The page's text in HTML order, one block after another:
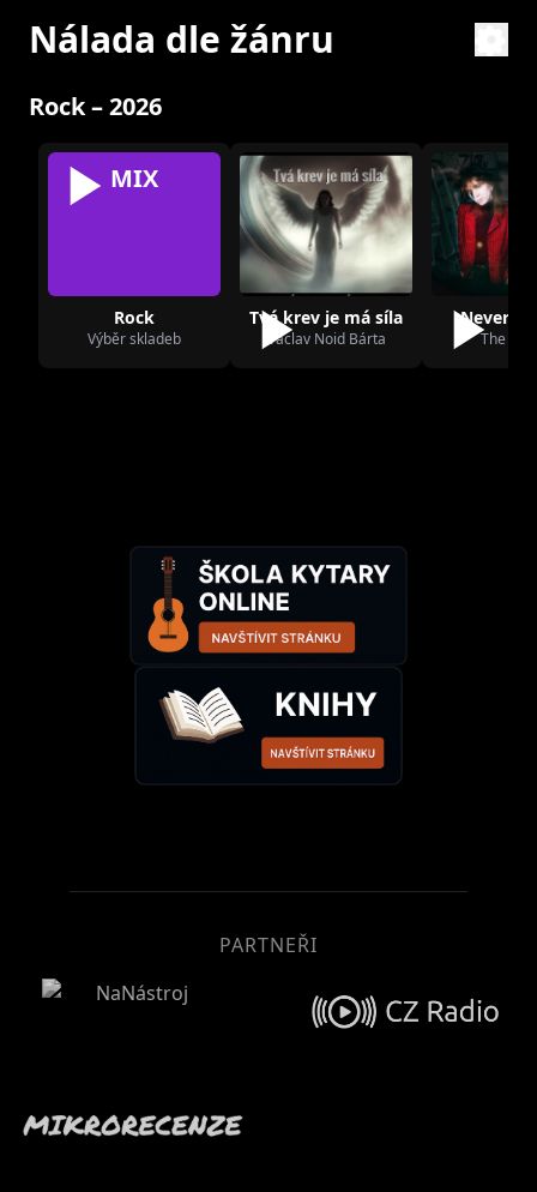
Nálada dle žánru
Rock – 2026
MIX
Rock
Výběr skladeb
Tvá krev je má síla
Václav Noid Bárta
Never
The
PARTNEŘI